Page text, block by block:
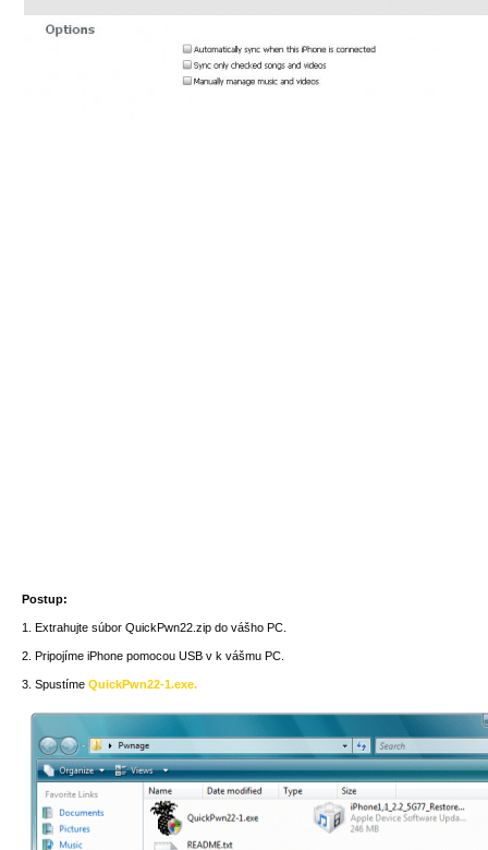
Postup:
1. Extrahujte súbor QuickPwn22.zip do vášho PC.
2. Pripojíme iPhone pomocou USB v k vášmu PC.
3. Spustíme QuickPwn22-1.exe.